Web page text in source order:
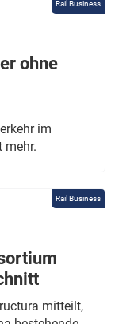
Rail Business
ohne
im
mehr.
Rail Business
mitteilt,